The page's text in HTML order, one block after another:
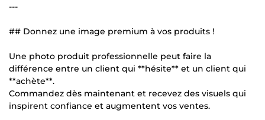
---
## Donnez une image premium à vos produits !
Une photo produit professionnelle peut faire la
différence entre un client qui **hésite** et un client qui
**achète**.
Commandez dès maintenant et recevez des visuels qui
inspirent confiance et augmentent vos ventes.